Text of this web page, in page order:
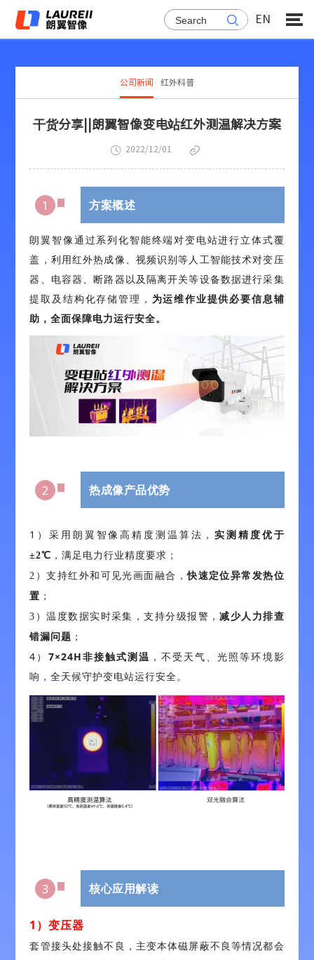
 EN
公司新闻 红外科普
干货分享||朗翼智像变电站红外测温解决方案
 2022/12/01 
1 方案概述
朗翼智像通过系列化智能终端对变电站进行立体式覆
盖，利用红外热成像、视频识别等人工智能技术对变压
器、电容器、断路器以及隔离开关等设备数据进行采集
提取及结构化存储管理， 为运维作业提供必要信息辅
助，全面保障电力运行安全。
2 热成像产品优势
1）采用朗翼智像高精度测温算法，实测 精度优于
±2℃ ，满足电力行业精度要求；
2）支持红外和可见光画面融合，快速定位异常发热位
置 ；
3）温度数据实时采集，支 持分级报警，减少人力排查
错漏问题 ；
4） 7×24H非接触式测温 ，不受天气、光照等环境影
响，全天候守护变电站运行安全。
3 核心应用解读
1）变压器
套管接头处接触不良，主变本体磁屏蔽不良等情况都会